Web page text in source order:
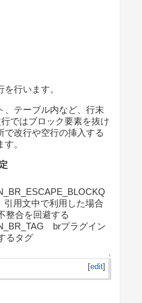
行います。
、テーブル内など、行末
ではブロック要素を抜け
で改行や空行の挿入する
。
用文中で利用した場合
整合を回避する
brプラグイン
るタグ
↑
[edit]